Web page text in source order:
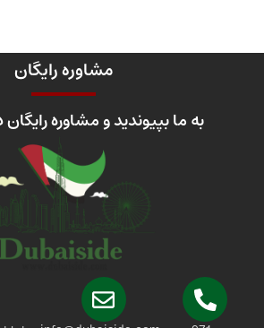
مشاوره رایگان
بپیوندید و مشاوره رایگان دریافت